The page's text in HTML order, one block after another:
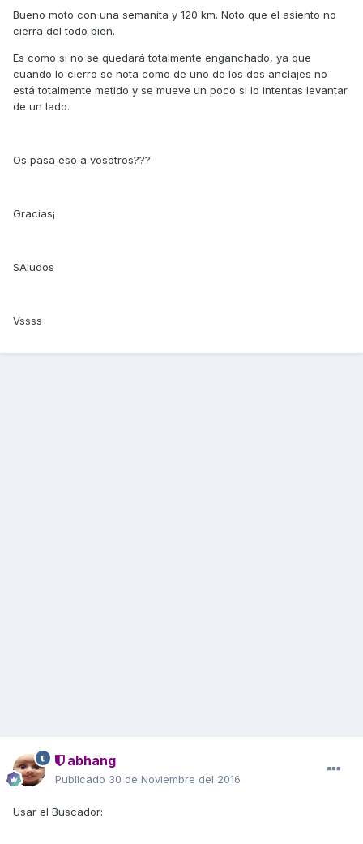
Bueno moto con una semanita y 120 km. Noto que el asiento no
cierra del todo bien.
Es como si no se quedará totalmente enganchado, ya que
cuando lo cierro se nota como de uno de los dos anclajes no
está totalmente metido y se mueve un poco si lo intentas levantar
de un lado.
Os pasa eso a vosotros???
Gracias¡
SAludos
Vssss
abhang
Publicado 30 de Noviembre del 2016
Usar el Buscador: